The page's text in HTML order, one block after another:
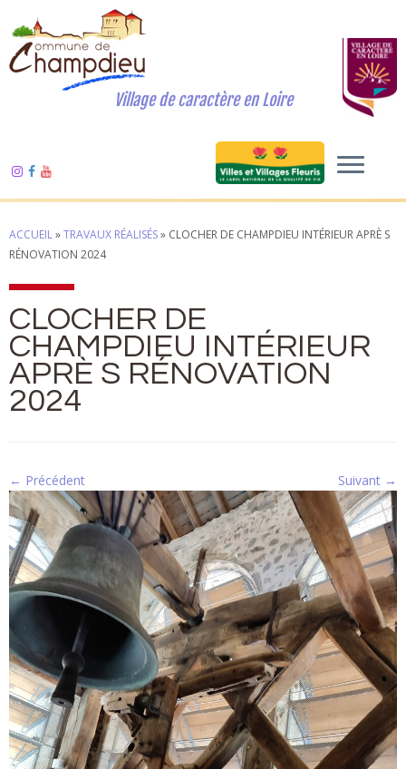
Village de caractère en Loire
ACCUEIL»TRAVAUX RÉALISÉS» CLOCHER DE CHAMPDIEU INTÉRIEUR APRÈ S
RÉNOVATION 2024
CLOCHER DE
CHAMPDIEU INTÉRIEUR
APRÈ S RÉNOVATION
2024
← Précédent Suivant →